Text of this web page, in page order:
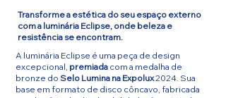
Transforme a estética do seu espaço externo
com a luminária Eclipse, onde beleza e
resistência se encontram.
A luminária Eclipse é uma peça de design
excepcional, premiada com a medalha de
bronze do Selo Lumina na Expolux2024. Sua
base em formato de disco côncavo, fabricada